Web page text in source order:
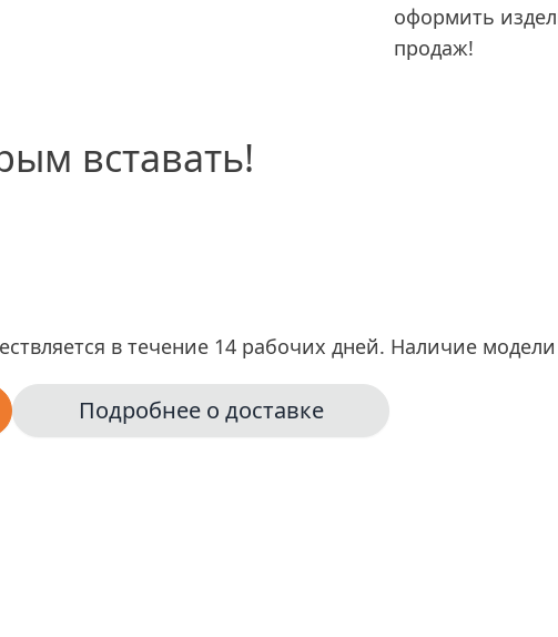
оформить
продаж!
вставать!
в течение 14 рабочих дней. Наличие
Подробнее о доставке